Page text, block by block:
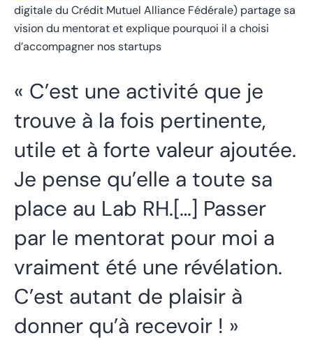
digitale du Crédit Mutuel Alliance Fédérale) partage sa
vision du mentorat et explique pourquoi il a choisi
d’accompagner nos startups
« C’est une activité que je
trouve à la fois pertinente,
utile et à forte valeur ajoutée.
Je pense qu’elle a toute sa
place au Lab RH.[…] Passer
par le mentorat pour moi a
vraiment été une révélation.
C’est autant de plaisir à
donner qu’à recevoir ! »